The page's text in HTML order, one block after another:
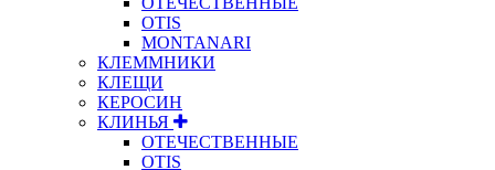
OTIS
MONTANARI
КЛЕММНИКИ
КЛЕЩИ
КЕРОСИН
КЛИНЬЯ
ОТЕЧЕСТВЕННЫЕ
OTIS